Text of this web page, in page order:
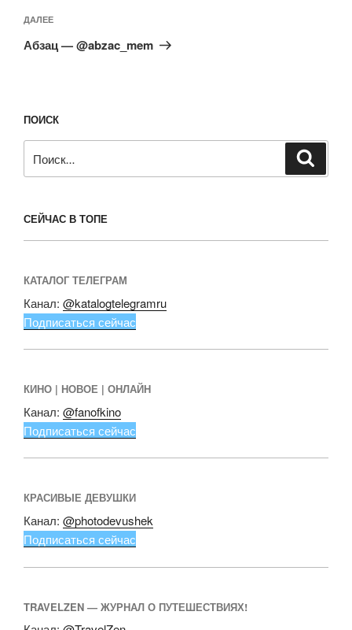
Следующая
запись
ДАЛЕЕ
Абзац — @abzac_mem
ПОИСК
СЕЙЧАС В ТОПЕ
КАТАЛОГ ТЕЛЕГРАМ
Канал: @katalogtelegramru
Подписаться сейчас
КИНО | НОВОЕ | ОНЛАЙН
Канал: @fanofkino
Подписаться сейчас
КРАСИВЫЕ ДЕВУШКИ
Канал: @photodevushek
Подписаться сейчас
TRAVELZEN — ЖУРНАЛ О ПУТЕШЕСТВИЯХ!